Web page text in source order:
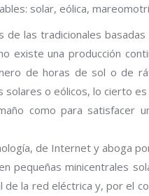
solar, eólica,
las tradicionales
existe una producción
de horas de sol o de
o eólicos, lo cierto
como para satisfacer
de Internet y aboga
pequeñas minicentrales
la red eléctrica y, por el